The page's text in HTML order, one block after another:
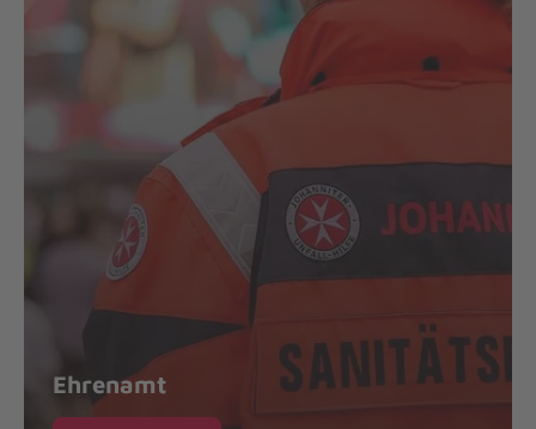
Ehrenamt